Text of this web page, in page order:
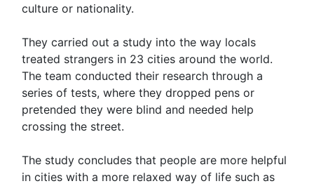
culture or nationality.
They carried out a study into the way locals
treated strangers in 23 cities around the world.
The team conducted their research through a
series of tests, where they dropped pens or
pretended they were blind and needed help
crossing the street.
The study concludes that people are more helpful
in cities with a more relaxed way of life such as